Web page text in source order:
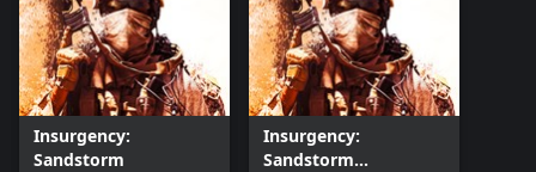
Insurgency:
Sandstorm
Insurgency:
Sandstorm